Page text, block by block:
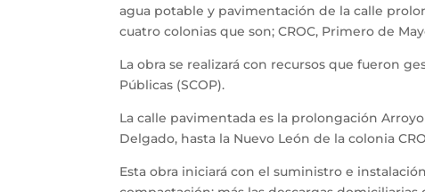
agua potable y pavimentación de la calle
cuatro colonias que son; CROC, Primero de
La obra se realizará con recursos que fueron
Públicas (SCOP).
La calle pavimentada es la prolongación
Delgado, hasta la Nuevo León de la colonia
Esta obra iniciará con el suministro e